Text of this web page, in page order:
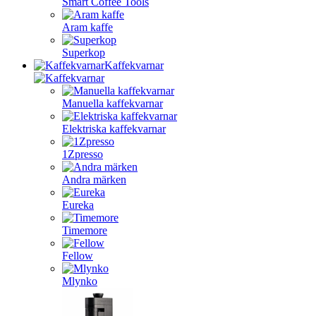
Aram kaffe
Superkop
Kaffekvarnar
Manuella kaffekvarnar
Elektriska kaffekvarnar
1Zpresso
Andra märken
Eureka
Timemore
Fellow
Mlynko